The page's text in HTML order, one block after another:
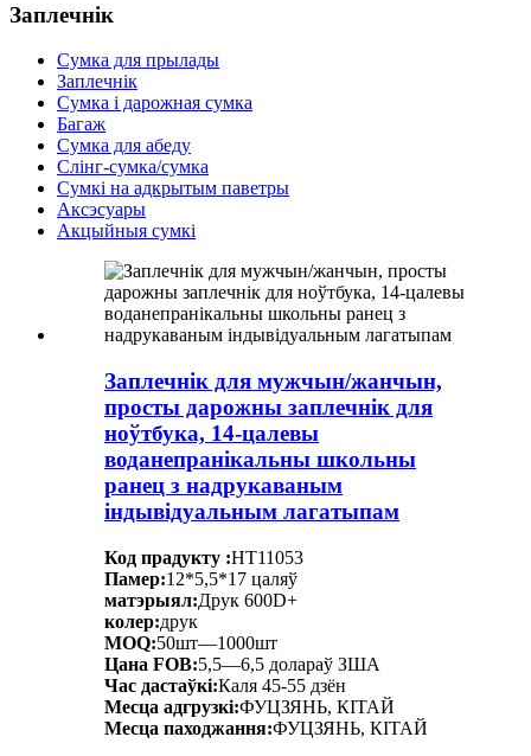
Заплечнік
Сумка для прылады
Заплечнік
Сумка і дарожная сумка
Багаж
Сумка для абеду
Слінг-сумка/сумка
Сумкі на адкрытым паветры
Аксэсуары
Акцыйныя сумкі
Заплечнік для мужчын/жанчын,
просты дарожны заплечнік для
ноўтбука, 14-цалевы
воданепранікальны школьны
ранец з надрукаваным
індывідуальным лагатыпам
Код прадукту :HT11053
Памер:12*5,5*17 цаляў
матэрыял:Друк 600D+
колер:друк
MOQ:50шт—1000шт
Цана FOB:5,5—6,5 долараў ЗША
Час дастаўкі:Каля 45-55 дзён
Месца адгрузкі:ФУЦЗЯНЬ, КІТАЙ
Месца паходжання:ФУЦЗЯНЬ, КІТАЙ